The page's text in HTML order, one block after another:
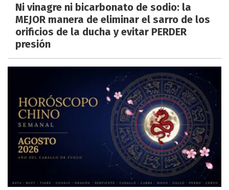
Ni vinagre ni bicarbonato de sodio: la
MEJOR manera de eliminar el sarro de los
orificios de la ducha y evitar PERDER
presión